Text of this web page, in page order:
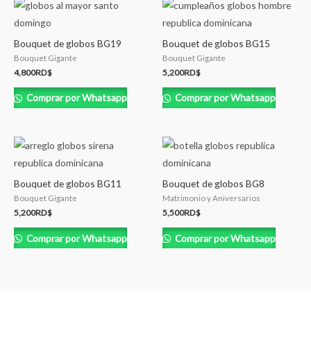
Bouquet de globos BG19
Bouquet Gigante
4,800RD$
Comprar por Whatsapp
Bouquet de globos BG15
Bouquet Gigante
5,200RD$
Comprar por Whatsapp
Bouquet de globos BG11
Bouquet Gigante
5,200RD$
Comprar por Whatsapp
Bouquet de globos BG8
Matrimonio y Aniversarios
5,500RD$
Comprar por Whatsapp